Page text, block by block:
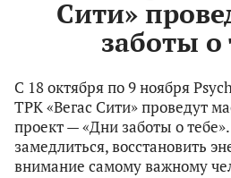
Сити»
заботы о
С 18 октября по 9 ноября
ТРК «Вегас Сити» проведут
проект — «Дни заботы о
замедлиться, восстановить
внимание самому важному